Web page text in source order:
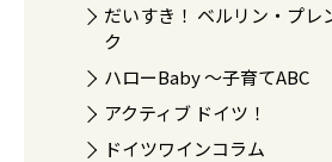
だいすき！ ベルリン・プレ
ク
ハローBaby 〜子育てABC
アクティブ ドイツ！
ドイツワインコラム